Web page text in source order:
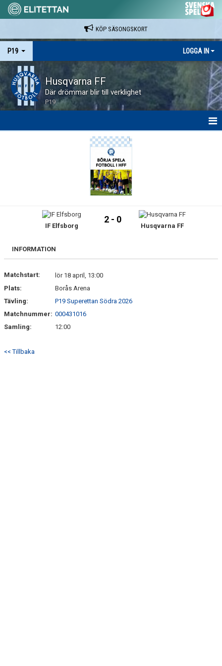
KÖP SÄSONGSKORT
P19 LOGGA IN
Husqvarna FF
Där drömmar blir till verklighet
P19
DOKUMENT
IF Elfsborg
2 - 0
Husqvarna FF
INFORMATION
Matchstart:
lör 18 april, 13:00
Plats:
Borås Arena
Tävling:
P19 Superettan Södra 2026
Matchnummer: 000431016
Samling:
12:00
<< Tillbaka